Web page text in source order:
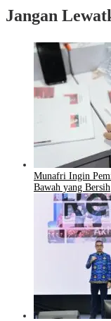
Jangan
Munafri Ingin
Bawah yang Bersih